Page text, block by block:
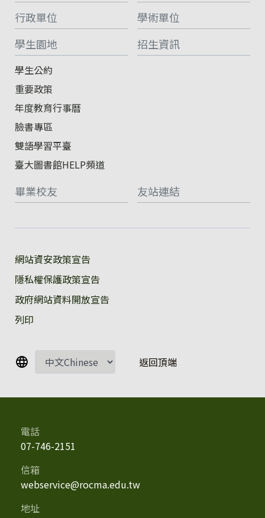
行政單位
學術單位
學生園地
學生公約
重要政策
年度教育行事曆
臉書專區
雙語學習平臺
臺大圖書館HELP頻道
招生資訊
畢業校友 友站連結
網站資安政策宣告
隱私權保護政策宣告
政府網站資料開放宣告
列印
返回頂端
電話
07-746-2151
信箱
webservice@rocma.edu.tw
地址